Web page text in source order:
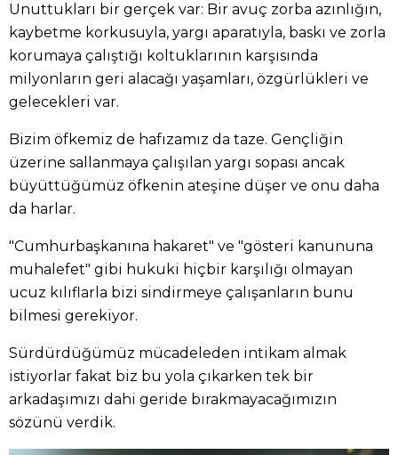
Unuttukları bir gerçek var: Bir avuç zorba azınlığın,
kaybetme korkusuyla, yargı aparatıyla, baskı ve zorla
korumaya çalıştığı koltuklarının karşısında
milyonların geri alacağı yaşamları, özgürlükleri ve
gelecekleri var.
Bizim öfkemiz de hafızamız da taze. Gençliğin
üzerine sallanmaya çalışılan yargı sopası ancak
büyüttüğümüz öfkenin ateşine düşer ve onu daha
da harlar.
"Cumhurbaşkanına hakaret" ve "gösteri kanununa
muhalefet" gibi hukuki hiçbir karşılığı olmayan
ucuz kılıflarla bizi sindirmeye çalışanların bunu
bilmesi gerekiyor.
Sürdürdüğümüz mücadeleden intikam almak
istiyorlar fakat biz bu yola çıkarken tek bir
arkadaşımızı dahi geride bırakmayacağımızın
sözünü verdik.